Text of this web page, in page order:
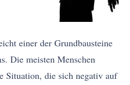
einer der Grundbausteine
Die meisten Menschen
Situation, die sich negativ auf